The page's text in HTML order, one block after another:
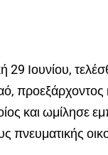
29 Ιουνίου,
προεξάρχοντος
και ωμίλησε
πνευματικής